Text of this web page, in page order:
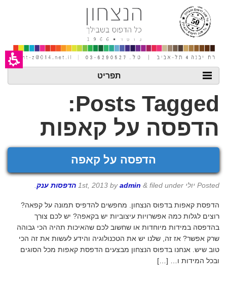
אינטרנט,
אנטר
לאזור
תוכן
תפריט
Posts Tagged:
הדפסה על קאפות
הדפסה על קאפה
Posted יולי 1st, 2013 byadmin & filed under הדפסות ענק
הדפסת קאפות בדפוס הנצחון. מחפשים להדפיס תמונה על קפאה?
רוצים לגלות כמה אפשרויות עיצוביות יש בקאפה? יש לכם צורך
בהדפסה במידות מיוחדות או שחשוב לכם שהאיכות תהיה הכי גבוהה
שרק אפשר? אז זה, שלנו יש את הטכנולוגיה והידע לעשות את זה הכי
טוב שיש. אנחנו בדפוס הנצחון מבצעים הדפסת קאפות מכל הסוגים
ובכל המידות ו… […]